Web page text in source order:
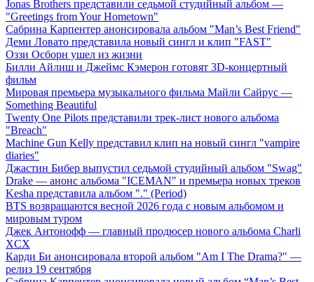
Jonas Brothers представили седьмой студийный альбом —
"Greetings from Your Hometown"
Сабрина Карпентер анонсировала альбом "Man’s Best Friend"
Деми Ловато представила новый сингл и клип "FAST"
Оззи Осборн ушел из жизни
Билли Айлиш и Джеймс Кэмерон готовят 3D-концертный
фильм
Мировая премьера музыкального фильма Майли Сайрус —
Something Beautiful
Twenty One Pilots представили трек-лист нового альбома
"Breach"
Machine Gun Kelly представил клип на новый сингл "vampire
diaries"
Джастин Бибер выпустил седьмой студийный альбом "Swag"
Drake — анонс альбома "ICEMAN" и премьера новых треков
Kesha представила альбом "." (Period)
BTS возвращаются весной 2026 года с новым альбомом и
мировым туром
Джек Антонофф — главный продюсер нового альбома Charli
XCX
Карди Би анонсировала второй альбом "Am I The Drama?" —
релиз 19 сентября